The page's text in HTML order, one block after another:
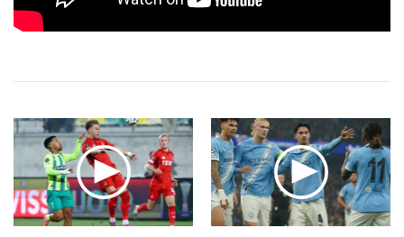
Κύπρος
Οικονομική
Οικονομία
Real Estate
Επιχειρήσεις
Αγορές
Αφιερώματα
Πολιτική
Οικονομία
Γενικά
Αναδρομές